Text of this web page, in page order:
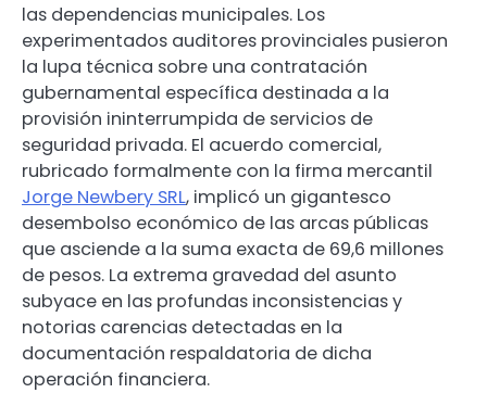
las dependencias municipales. Los
experimentados auditores provinciales pusieron
la lupa técnica sobre una contratación
gubernamental específica destinada a la
provisión ininterrumpida de servicios de
seguridad privada. El acuerdo comercial,
rubricado formalmente con la firma mercantil
Jorge Newbery SRL, implicó un gigantesco
desembolso económico de las arcas públicas
que asciende a la suma exacta de 69,6 millones
de pesos. La extrema gravedad del asunto
subyace en las profundas inconsistencias y
notorias carencias detectadas en la
documentación respaldatoria de dicha
operación financiera.